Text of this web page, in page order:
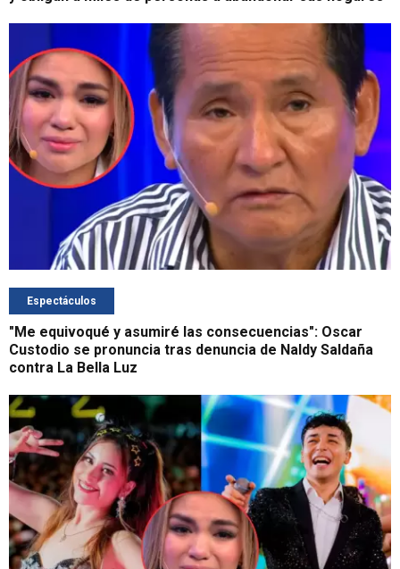
Espectáculos
"Me equivoqué y asumiré las consecuencias": Oscar
Custodio se pronuncia tras denuncia de Naldy Saldaña
contra La Bella Luz